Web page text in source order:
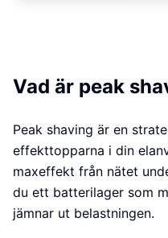
Vad är peak
Peak shaving är en
effekttopparna i din
maxeffekt från nätet
du ett batterilager som
jämnar ut belastningen.